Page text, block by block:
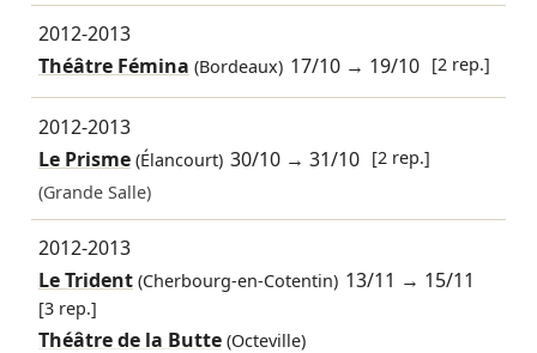
2012-2013
Théâtre Fémina (Bordeaux) 17/10 → 19/10 [2 rep.]
2012-2013
Le Prisme(Élancourt) 30/10 →31/10 [2 rep.]
(Grande Salle)
2012-2013
Le Trident(Cherbourg-en-Cotentin) 13/11 → 15/11
[3 rep.]
Théâtre de la Butte (Octeville)